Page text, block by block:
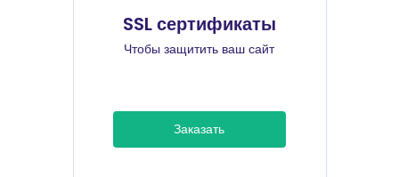
SSL сертификаты
Чтобы защитить ваш сайт
Заказать